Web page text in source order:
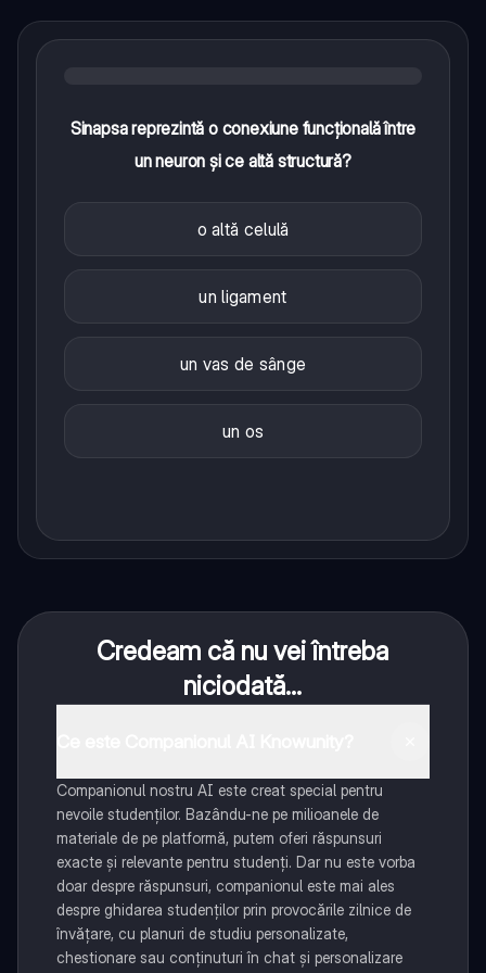
Sinapsa reprezintă o conexiune funcțională între
un neuron și ce altă structură?
o altă celulă
un ligament
un vas de sânge
un os
Credeam că nu vei întreba
niciodată...
Companionul nostru AI este creat special pentru
nevoile studenților. Bazându-ne pe milioanele de
materiale de pe platformă, putem oferi răspunsuri
exacte și relevante pentru studenți. Dar nu este vorba
doar despre răspunsuri, companionul este mai ales
despre ghidarea studenților prin provocările zilnice de
învățare, cu planuri de studiu personalizate,
chestionare sau conținuturi în chat și personalizare